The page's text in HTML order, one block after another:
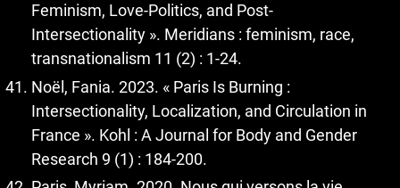
Feminism, Love-Politics, and Post-
Intersectionality ». Meridians : feminism, race,
transnationalism 11 (2) : 1-24.
Noël, Fania. 2023. « Paris Is Burning :
Intersectionality, Localization, and Circulation in
France ». Kohl : A Journal for Body and Gender
Research 9 (1) : 184-200.